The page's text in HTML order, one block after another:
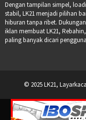
Dengan tampilan simpel,
stabil, LK21 menjadi pilihan
hiburan tanpa ribet.
iklan membuat LK21,
paling banyak dicari
© 2025 LK21,